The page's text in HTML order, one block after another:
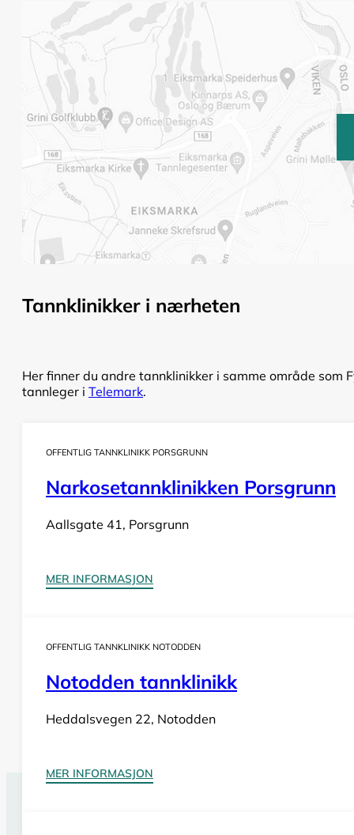
Tannklinikker i nærheten
Her finner du andre tannklinikker i samme område som
tannleger i Telemark.
OFFENTLIG TANNKLINIKK PORSGRUNN
Narkosetannklinikken Porsgrunn
Aallsgate 41, Porsgrunn
MER INFORMASJON
OFFENTLIG TANNKLINIKK NOTODDEN
Notodden tannklinikk
Heddalsvegen 22, Notodden
MER INFORMASJON